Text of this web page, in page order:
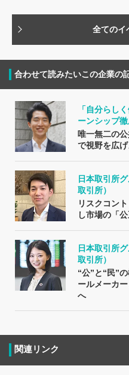
全てのイ
合わせて読みたいこの企業の
「自分らし
ーンシップ
唯一無二の
で視野を広げ
日本取引所
取引所）
リスクコン
し市場の「
日本取引所
取引所）
“公”と“民”
ールメーカ
へ
関連リンク